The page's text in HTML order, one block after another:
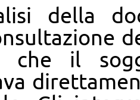
della
che il